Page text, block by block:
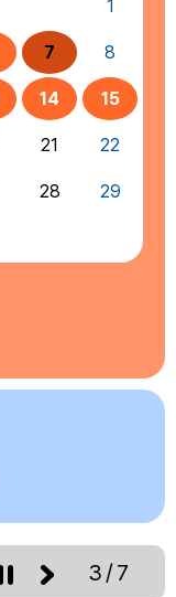
1
7 8
14 15
21 22
28 29
3/7